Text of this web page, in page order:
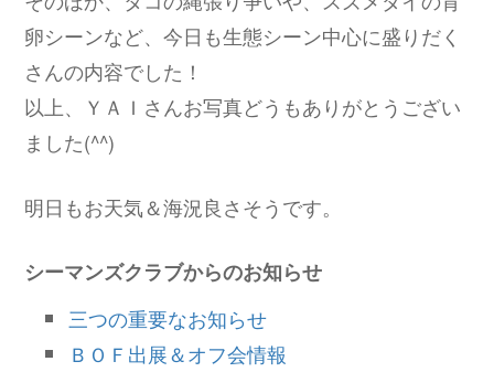
卵シーンなど、今日も生態シーン中心に盛りだく
さんの内容でした！
以上、ＹＡＩさんお写真どうもありがとうござい
ました(^^)
明日もお天気＆海況良さそうです。
シーマンズクラブからのお知らせ
三つの重要なお知らせ
ＢＯＦ出展＆オフ会情報